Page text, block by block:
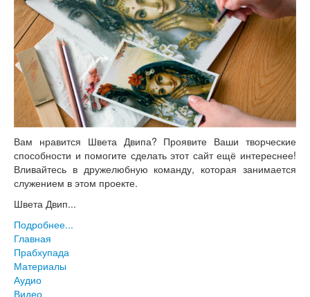
Вам нравится Швета Двипа? Проявите Ваши творческие
способности и помогите сделать этот сайт ещё интереснее!
Вливайтесь в дружелюбную команду, которая занимается
служением в этом проекте.
Швета Двип...
Подробнее...
Главная
Прабхупада
Материалы
Аудио
Видео